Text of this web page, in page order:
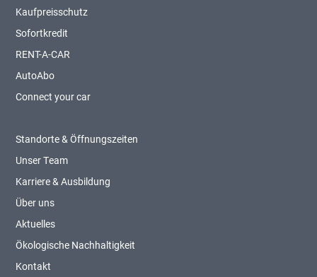
Kaufpreisschutz
Sofortkredit
RENT-A-CAR
AutoAbo
Connect your car
Standorte & Öffnungszeiten
Unser Team
Karriere & Ausbildung
Über uns
Aktuelles
Ökologische Nachhaltigkeit
Kontakt